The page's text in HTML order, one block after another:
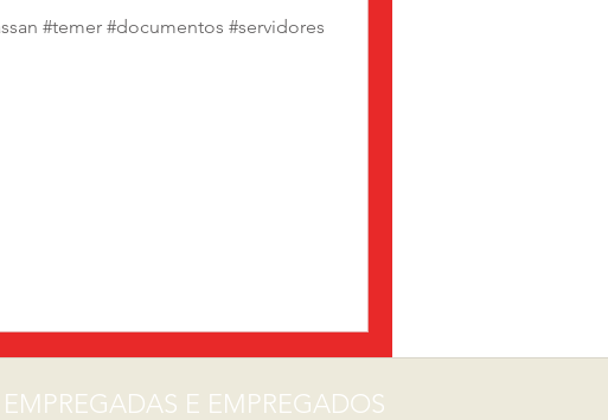
#temer #documentos #servidores
E EMPREGADOS